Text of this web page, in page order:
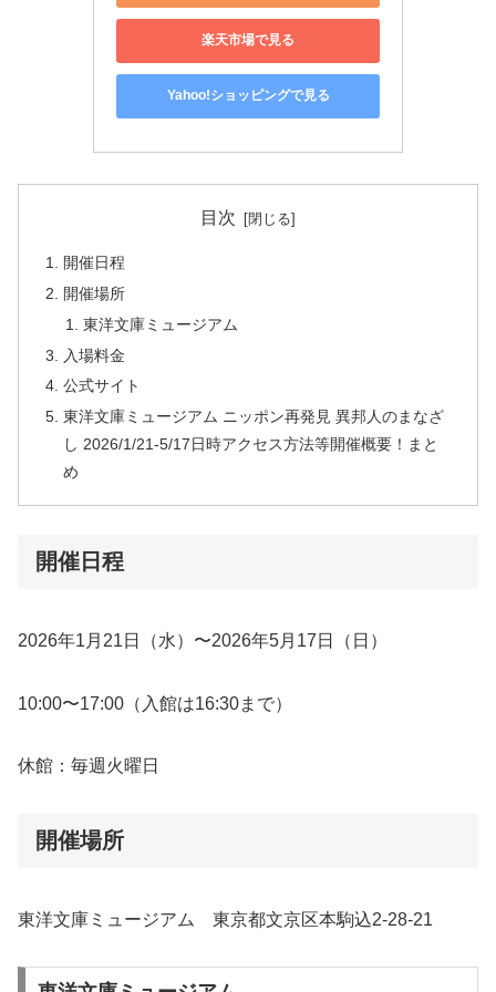
楽天市場で見る
Yahoo!ショッピングで見る
目次
開催日程
開催場所
東洋文庫ミュージアム
入場料金
公式サイト
東洋文庫ミュージアム ニッポン再発見 異邦人のまなざ
し 2026/1/21-5/17日時アクセス方法等開催概要！まと
め
開催日程
2026年1月21日（水）〜2026年5月17日（日）
10:00〜17:00（入館は16:30まで）
休館：毎週火曜日
開催場所
東洋文庫ミュージアム 東京都文京区本駒込2-28-21